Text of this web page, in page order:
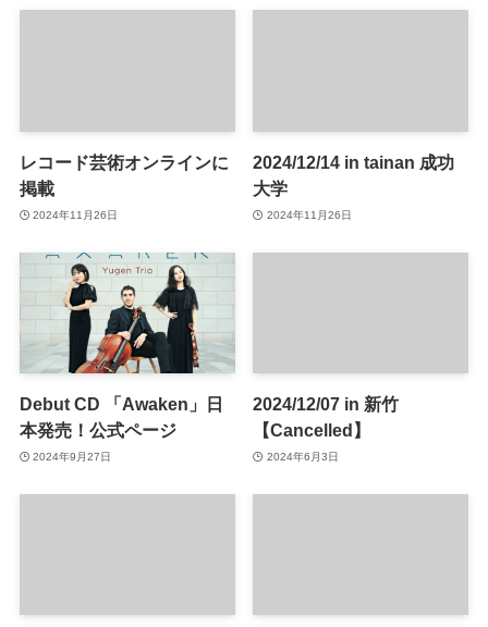
レコード芸術オンラインに
掲載
2024年11月26日
2024/12/14 in tainan 成功
大学
2024年11月26日
Debut CD 「Awaken」日
本発売！公式ページ
2024年9月27日
2024/12/07 in 新竹
【Cancelled】
2024年6月3日